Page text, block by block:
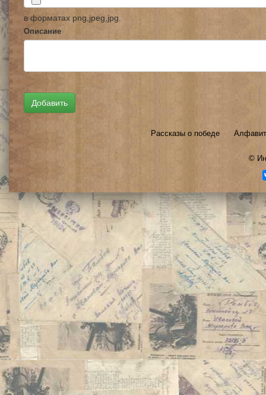
в форматах png,jpeg,jpg.
Описание
Рассказы о победе
©